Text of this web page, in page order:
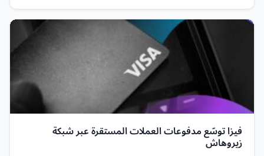
فيزا توسّع مدفوعات العملات المستقرة عبر شبكة
زيروهاش